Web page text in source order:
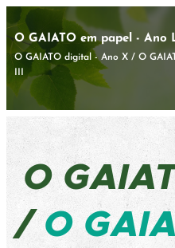
O GAIATO em papel - Ano
O GAIATO digital - Ano X / O
O
/O